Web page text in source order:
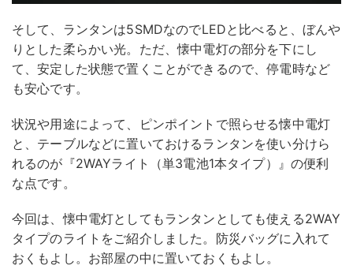
そして、ランタンは5SMDなのでLEDと比べると、ぼんや
りとした柔らかい光。ただ、懐中電灯の部分を下にし
て、安定した状態で置くことができるので、停電時など
も安心です。
状況や用途によって、ピンポイントで照らせる懐中電灯
と、テーブルなどに置いておけるランタンを使い分けら
れるのが『2WAYライト（単3電池1本タイプ）』の便利
な点です。
今回は、懐中電灯としてもランタンとしても使える2WAY
タイプのライトをご紹介しました。防災バッグに入れて
おくもよし。お部屋の中に置いておくもよし。